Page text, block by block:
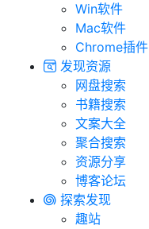
Win软件
Mac软件
Chrome插件
发现资源
网盘搜索
书籍搜索
文案大全
聚合搜索
资源分享
博客论坛
探索发现
趣站